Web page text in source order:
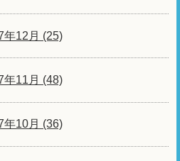
年12月 (25)
年11月 (48)
年10月 (36)